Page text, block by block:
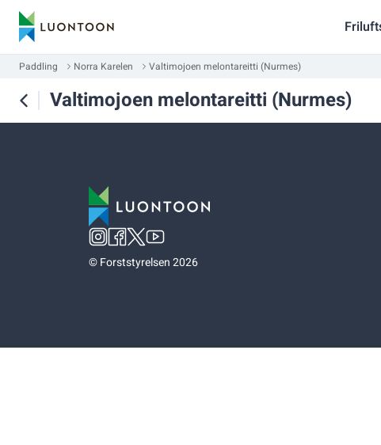
Paddling Norra Karelen Valtimojoen melontareitti (Nurmes)
Valtimojoen melontareitti (Nurmes)
©Forststyrelsen 2026